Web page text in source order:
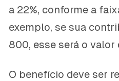
a 22%, conforme a
exemplo, se sua
800, esse será o valor
O benefício deve ser